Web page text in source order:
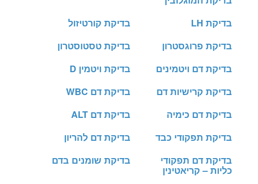
בדיקת LH
בדיקת קורטיזול
בדיקת פרוגסטרון
בדיקת טסטוסטרון
בדיקת דם ויטמינים
בדיקת ויטמין D
בדיקת קרישיות דם
בדיקת דם WBC
בדיקת דם כימיה
בדיקת דם ALT
בדיקת תפקודי כבד
בדיקת דם להריון
בדיקת דם תפקודי
כליות – קריאטינין
בדיקת שומנים בדם